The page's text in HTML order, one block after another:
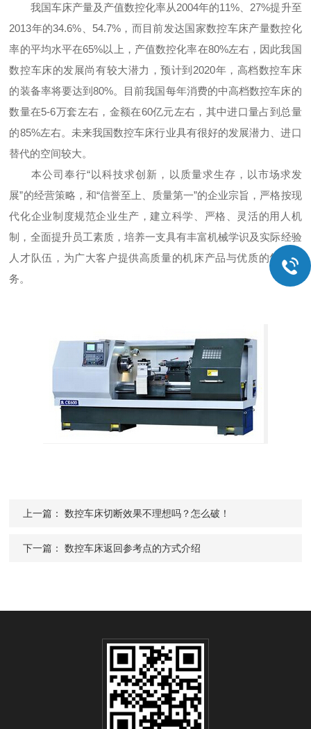
我国车床产量及产值数控化率从2004年的11%、27%提升至
2013年的34.6%、54.7%，而目前发达国家数控车床产量数控化
率的平均水平在65%以上，产值数控化率在80%左右，因此我国
数控车床的发展尚有较大潜力，预计到2020年，高档数控车床
的装备率将要达到80%。目前我国每年消费的中高档数控车床的
数量在5-6万套左右，金额在60亿元左右，其中进口量占到总量
的85%左右。未来我国数控车床行业具有很好的发展潜力、进口
替代的空间较大。
本公司奉行“以科技求创新，以质量求生存，以市场求发
展”的经营策略，和“信誉至上、质量第一”的企业宗旨，严格按现
代化企业制度规范企业生产，建立科学、严格、灵活的用人机
制，全面提升员工素质，培养一支具有丰富机械学识及实际经验
人才队伍，为广大客户提供高质量的机床产品与优质的售后服
务。
上一篇：数控车床切断效果不理想吗？怎么破！
下一篇：数控车床返回参考点的方式介绍